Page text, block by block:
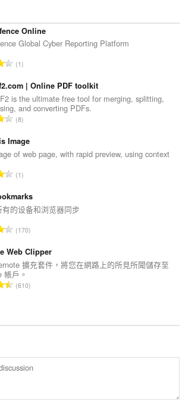
Online
Global Cyber Reporting Platform
評
的
總
次
數
1
| Online PDF toolkit
is the ultimate free tool for merging, splitting,
and converting PDFs.
評
的
總
數
8
Image
of web page, with rapid preview, using context
評
的
總
數
1
的设备和浏览器同步
評
的
總
次
數
170
Web Clipper
擴充套件，將您在網路上的所見所聞儲存至
帳戶。
評
:
610